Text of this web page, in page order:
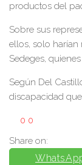
productos del
Sobre sus
ellos, solo harían
Sedeges,
Según Del
discapacidad
0 0
Share on: